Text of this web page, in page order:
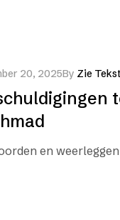
20, 2025By Zie
en